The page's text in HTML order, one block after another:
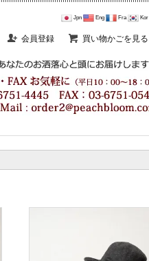
Jpn Eng Fra Kor
会員登録 買い物かごを見る